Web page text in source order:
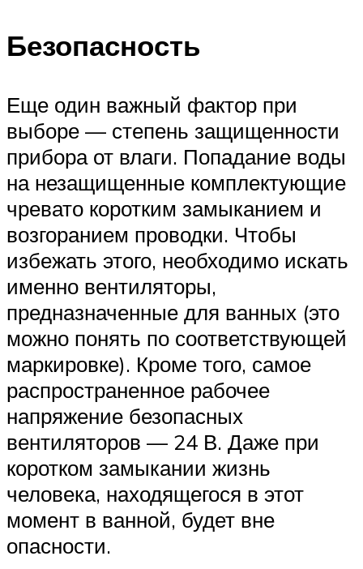
Безопасность
Еще один важный фактор при
выборе — степень защищенности
прибора от влаги. Попадание воды
на незащищенные комплектующие
чревато коротким замыканием и
возгоранием проводки. Чтобы
избежать этого, необходимо искать
именно вентиляторы,
предназначенные для ванных (это
можно понять по соответствующей
маркировке). Кроме того, самое
распространенное рабочее
напряжение безопасных
вентиляторов — 24 В. Даже при
коротком замыкании жизнь
человека, находящегося в этот
момент в ванной, будет вне
опасности.